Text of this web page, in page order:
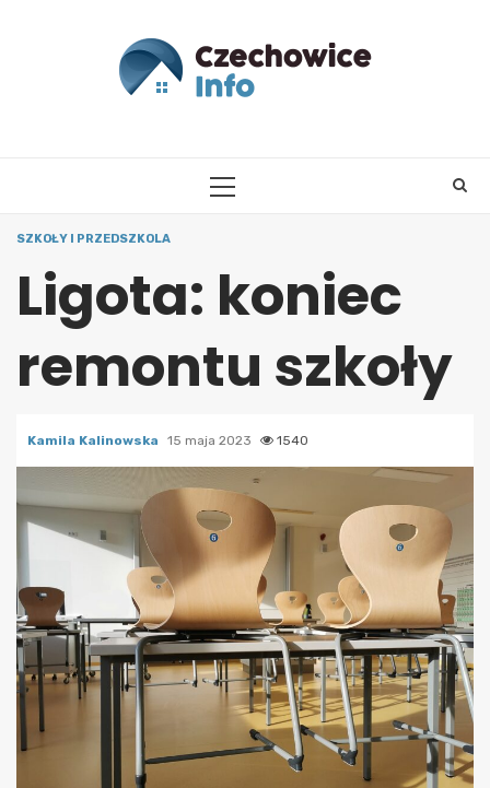
PRIMARY
SZKOŁY I PRZEDSZKOLA
Ligota: koniec
remontu szkoły
Kamila Kalinowska 15 maja 2023 1540